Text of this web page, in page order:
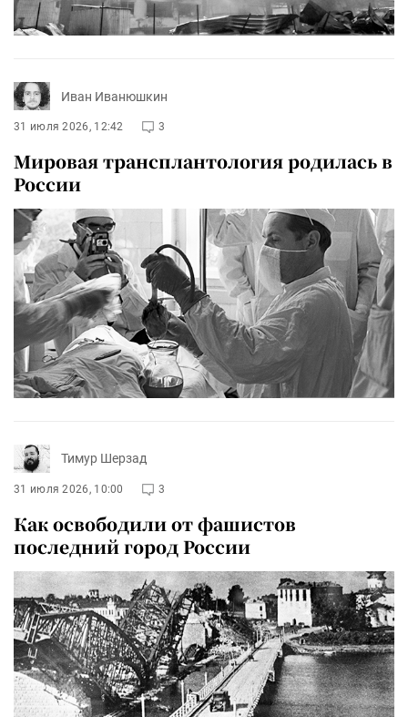
Иван Иванюшкин
31 июля 2026, 12:42 3
Мировая трансплантология родилась в
России
Тимур Шерзад
31 июля 2026, 10:00 3
Как освободили от фашистов
последний город России